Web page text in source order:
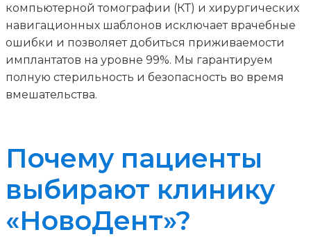
компьютерной томографии (КТ) и хирургических
навигационных шаблонов исключает врачебные
ошибки и позволяет добиться приживаемости
имплантатов на уровне 99%. Мы гарантируем
полную стерильность и безопасность во время
вмешательства.
Почему пациенты
выбирают клинику
«НовоДент»?